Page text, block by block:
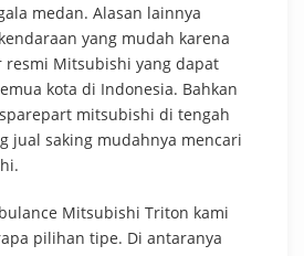
medan. Alasan lainnya
yang mudah karena
resmi Mitsubishi yang dapat
kota di Indonesia. Bahkan
mitsubishi di tengah
jual saking mudahnya mencari
Mitsubishi Triton kami
pilihan tipe. Di antaranya